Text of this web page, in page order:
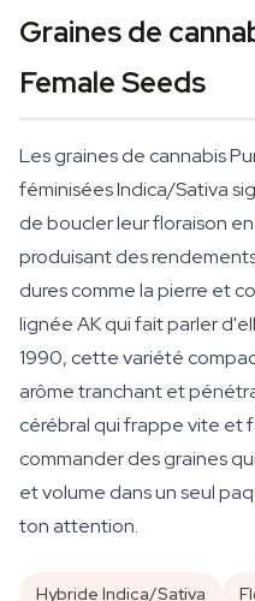
Graines de
Female Seeds
Les graines de cannabis
féminisées Indica/Sativa
de boucler leur floraison
produisant des
dures comme la pierre et
lignée AK qui fait parler
1990, cette variété
arôme tranchant et
cérébral qui frappe vite et
commander des graines
et volume dans un seul
ton attention.
Hybride Indica/Sativa